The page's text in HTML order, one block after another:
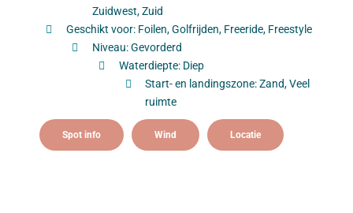
Zuidwest, Zuid
Geschikt voor: Foilen, Golfrijden, Freeride, Freestyle
Niveau: Gevorderd
Waterdiepte: Diep
Start- en landingszone: Zand, Veel
ruimte
Spot info Wind Locatie